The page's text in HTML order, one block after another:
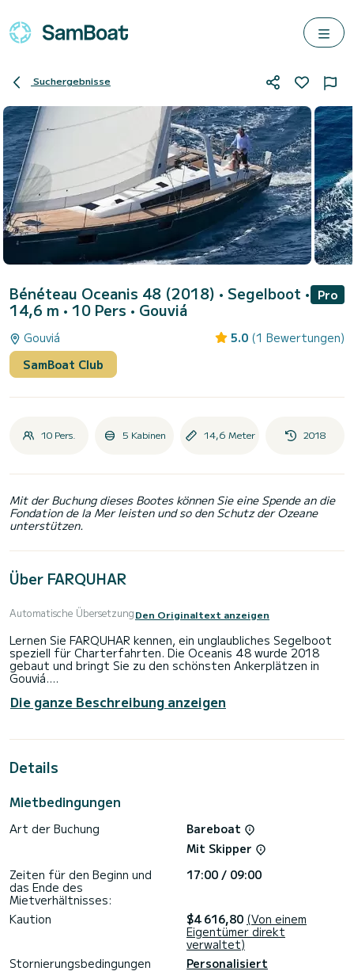
Suchergebnisse
Bénéteau Oceanis 48 (2018) • Segelboot •
14,6 m • 10 Pers • Gouviá
Pro
Gouviá 5.0 (1 Bewertungen)
SamBoat Club
10 Pers. 5 Kabinen 14,6 Meter 2018
Mit der Buchung dieses Bootes können Sie eine Spende an die
Fondation de la Mer leisten und so den Schutz der Ozeane
unterstützen.
Über FARQUHAR
Automatische ÜbersetzungDen Originaltext anzeigen
Lernen Sie FARQUHAR kennen, ein unglaubliches Segelboot
speziell für Charterfahrten. Die Oceanis 48 wurde 2018
gebaut und bringt Sie zu den schönsten Ankerplätzen in
Gouviá.
Das Boot verfügt über 5 Kabinen mit allem Komfort und
bietet Platz für 12 Passagiere. Mit einer Gesamtlänge von
Sie außergewöhnliche Ferien auf den Gewässern von Gouviá
Rollgenua ausgestattet. Es verfügt über folgende
Ausstattung: Autopilot, Außenbordmotor, Bugstrahlruder,
Buchungsanfragen und Angebote werden direkt von
SamBoat bearbeitet. Über die Plattform erhalten Sie die
Die ganze Beschreibung anzeigen
Details
Mietbedingungen
Art der Buchung
Bareboat
Mit Skipper
Zeiten für den Beginn und
das Ende des
Mietverhältnisses:
17:00 / 09:00
Kaution $4 616,80 (Von einem
Eigentümer direkt
verwaltet)
Stornierungsbedingungen
Personalisiert